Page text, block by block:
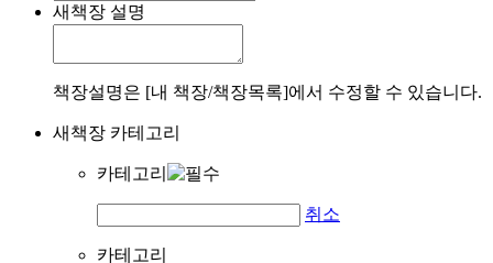
새책장 설명
책장설명은 [내 책장/책장목록]에서 수정할 수 있습니다.
새책장 카테고리
카테고리
취소
카테고리